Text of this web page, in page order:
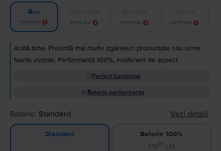
Bun
Alertă stoc Alertă stoc Alertă stoc Alertă stoc
Arată bine. Prezintă mai multe zgârieturi pronunțate sau urme
foarte vizibile. Performanță 100%, indiferent de aspect.
Perfect funcțional
Baterie performanta
Baterie: Standard Vezi detalii
Standard
Baterie 100%
17999 LEI